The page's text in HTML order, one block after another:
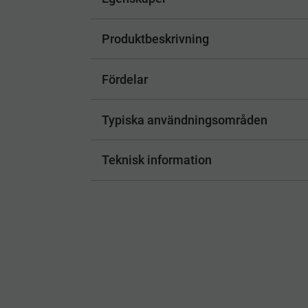
Produktbeskrivning
Fördelar
Typiska användningsområden
Teknisk information